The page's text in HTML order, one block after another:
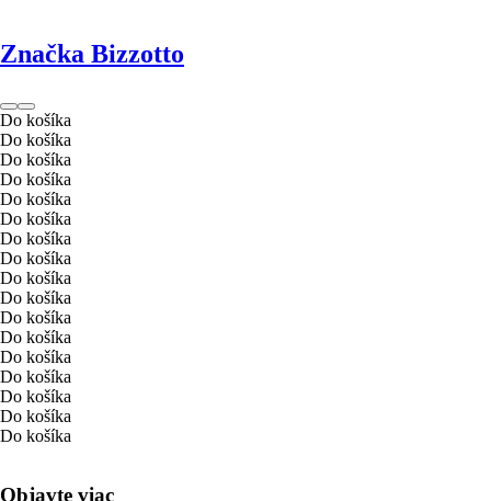
Značka Bizzotto
Do košíka
Do košíka
Do košíka
Do košíka
Do košíka
Do košíka
Do košíka
Do košíka
Do košíka
Do košíka
Do košíka
Do košíka
Do košíka
Do košíka
Do košíka
Do košíka
Do košíka
Objavte viac